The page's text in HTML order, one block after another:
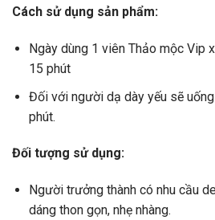
Cách sử dụng sản phẩm:
Ngày dùng 1 viên Thảo mộc Vip
15 phút
Đối với người dạ dày yếu sẽ
phút.
Đối tượng sử dụng:
Người trưởng thành có nhu cầu
dáng thon gọn, nhẹ nhàng.